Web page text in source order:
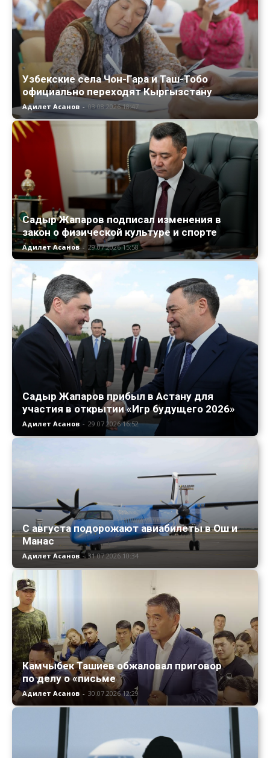
Узбекские села Чон-Гара и Таш-Тобо
официально переходят Кыргызстану
Адилет Асанов - 03.08.2026 18:47
Садыр Жапаров подписал изменения в
закон о физической культуре и спорте
Адилет Асанов - 29.07.2026 15:58
Садыр Жапаров прибыл в Астану для
участия в открытии «Игр будущего 2026»
Адилет Асанов - 29.07.2026 16:52
С августа подорожают авиабилеты в Ош и
Манас
Адилет Асанов - 31.07.2026 10:34
Камчыбек Ташиев обжаловал приговор
по делу о «письме
Адилет Асанов - 30.07.2026 12:29